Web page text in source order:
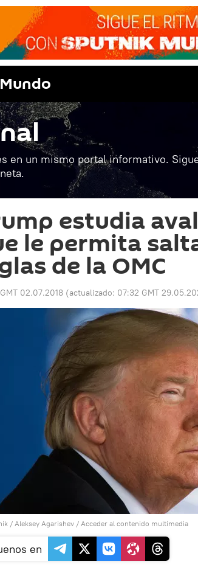
Mundo
en un mismo portal informativo.
estudia
le permita
de la OMC
02.07.2018 (actualizado: 07:32 GMT
/ Aleksey Agarishev / Acceder al contenido multimedia
en